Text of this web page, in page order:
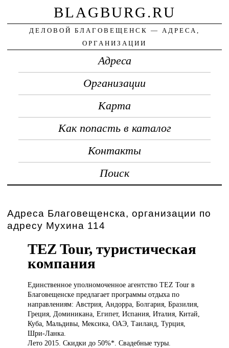
BLAGBURG.RU
ДЕЛОВОЙ БЛАГОВЕЩЕНСК — АДРЕСА,
ОРГАНИЗАЦИИ
Адреса
Организации
Карта
Как попасть в каталог
Контакты
Поиск
Адреса Благовещенска, организации по
адресу Мухина 114
TEZ Tour, туристическая
компания
Единственное уполномоченноеагентство TEZ Tour в
Благовещенске предлагает программы отдыха по
направлениям: Австрия, Андорра, Болгария, Бразилия,
Греция, Доминикана, Египет, Испания, Италия, Китай,
Куба, Мальдивы, Мексика, ОАЭ, Таиланд, Турция,
Шри-Ланка.
Лето 2015. Скидки до 50%*. Свадебные туры.